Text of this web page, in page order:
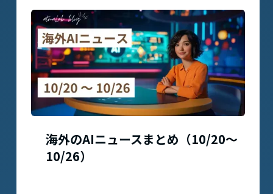
海外のAIニュースまとめ（10/20〜
10/26）